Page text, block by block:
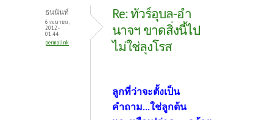
ธนนันท์
6 เมษายน,
2012 -
01:44
permalink
Re: ทัวร์อุบล-อำ
นาจฯ ขาดสิ่งนี้ไป
ไม่ใช่ลุงโรส
ลูกที่ว่าจะตั้งเป็น
คำถาม...ใช่ลูกต้น